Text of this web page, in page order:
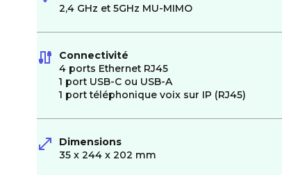
2,4 GHz et 5GHz MU-MIMO
Connectivité
4 ports Ethernet RJ45
1 port USB-C ou USB-A
1 port téléphonique voix sur IP (RJ45)
Dimensions
35 x 244 x 202 mm